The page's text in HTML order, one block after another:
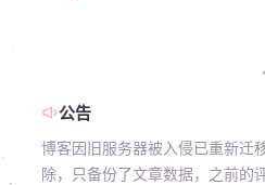
公告
博客因旧服务器被入侵已重新迁
除，只备份了文章数据，之前的